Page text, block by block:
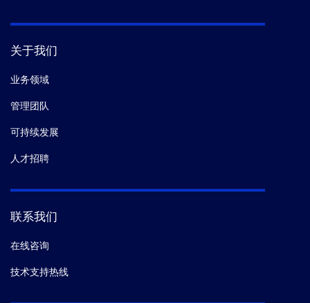
关于我们
业务领域
管理团队
可持续发展
人才招聘
联系我们
在线咨询
技术支持热线